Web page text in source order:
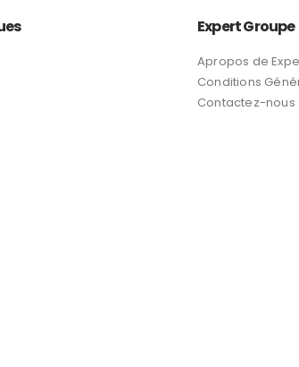
Expert Groupe
Apropos de
Conditions
Contactez-nous